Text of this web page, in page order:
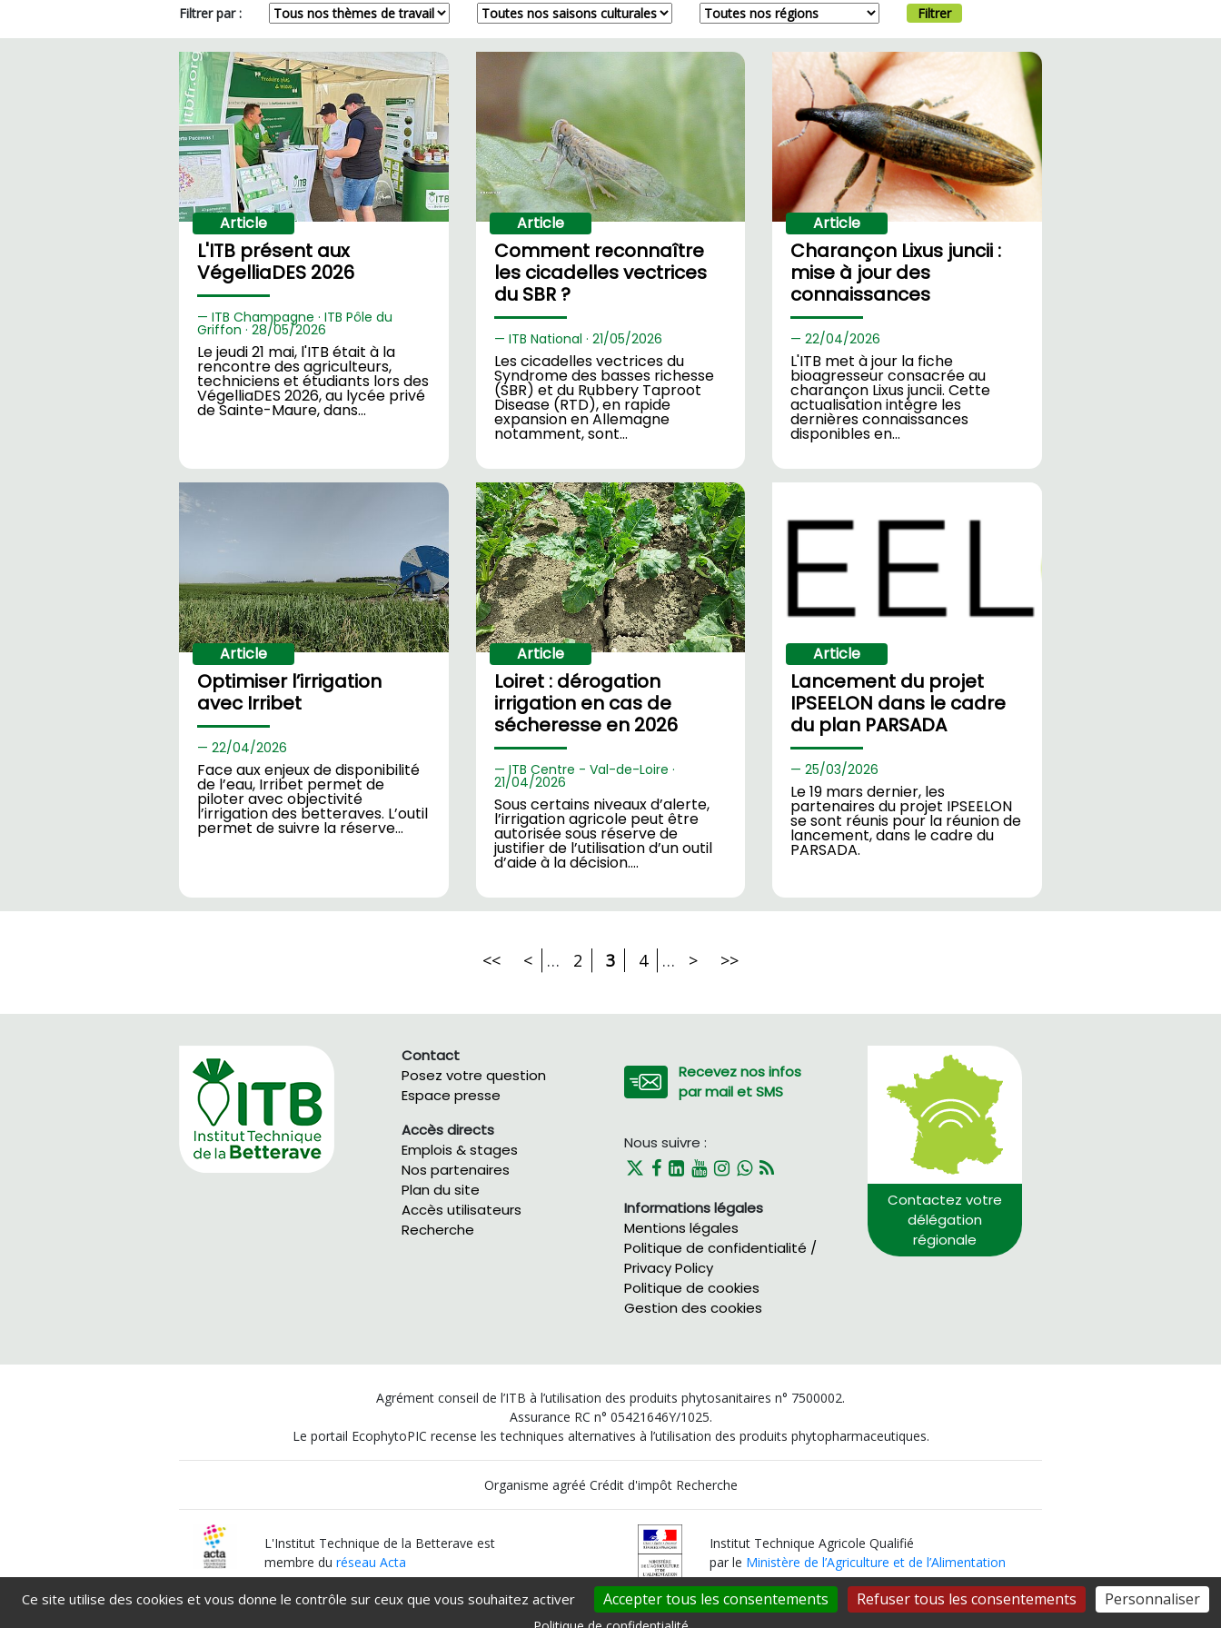
Filtrer par : Filtrer
Article
L'ITB présent aux
VégelliaDES 2026
ITB Champagne · ITB Pôle du
Griffon · 28/05/2026
Le jeudi 21 mai, l'ITB était à la
rencontre des agriculteurs,
techniciens et étudiants lors des
VégelliaDES 2026, au lycée privé
de Sainte-Maure, dans…
Article
Comment reconnaître
les cicadelles vectrices
du SBR ?
ITB National · 21/05/2026
Les cicadelles vectrices du
Syndrome des basses richesse
(SBR) et du Rubbery Taproot
Disease (RTD), en rapide
expansion en Allemagne
notamment, sont…
Article
Charançon Lixus juncii :
mise à jour des
connaissances
22/04/2026
L'ITB met à jour la fiche
bioagresseur consacrée au
charançon Lixus juncii. Cette
actualisation intègre les
dernières connaissances
disponibles en…
Article
Optimiser l’irrigation
avec Irribet
22/04/2026
Face aux enjeux de disponibilité
de l’eau, Irribet permet de
piloter avec objectivité
l’irrigation des betteraves. L’outil
permet de suivre la réserve…
Article
Loiret : dérogation
irrigation en cas de
sécheresse en 2026
ITB Centre - Val-de-Loire ·
21/04/2026
Sous certains niveaux d’alerte,
l’irrigation agricole peut être
autorisée sous réserve de
justifier de l’utilisation d’un outil
d’aide à la décision.…
Article
Lancement du projet
IPSEELON dans le cadre
du plan PARSADA
25/03/2026
Le 19 mars dernier, les
partenaires du projet IPSEELON
se sont réunis pour la réunion de
lancement, dans le cadre du
PARSADA.
<< < … 2 3 4 … > >>
Contactez votre
délégation
régionale
Recevez nos infos
par mail et SMS
Nous suivre :
Informations légales
Mentions légales
Politique de confidentialité /
Privacy Policy
Politique de cookies
Gestion des cookies
Contact
Posez votre question
Espace presse
Accès directs
Emplois & stages
Nos partenaires
Plan du site
Accès utilisateurs
Recherche
Agrément conseil de l’ITB à l’utilisation des produits phytosanitaires n° 7500002.
Assurance RC n° 05421646Y/1025.
Le portail EcophytoPIC recense les techniques alternatives à l’utilisation des produits phytopharmaceutiques.
Organisme agréé Crédit d'impôt Recherche
L'Institut Technique de la Betterave est
membre duréseau Acta
Institut Technique Agricole Qualifié
par le Ministère de l’Agriculture et de l’Alimentation
Ce site utilise des cookies et vous donne le contrôle sur ceux que vous souhaitez activer Accepter tous les consentements Refuser tous les consentements Personnaliser